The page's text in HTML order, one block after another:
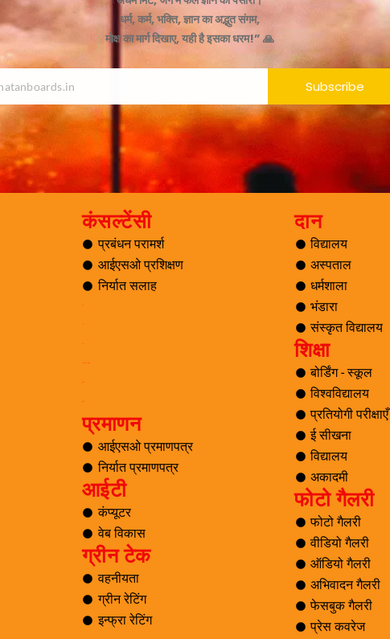
धर्म, कर्म, भक्ति, ज्ञान का अद्भुत संगम,
मोक्ष का मार्ग दिखाए, यही है इसका धरम!” 🙏
Subscribe
कंसल्टेंसी
प्रबंधन परामर्श
आईएसओ प्रशिक्षण
निर्यात सलाह
प्रमाणन
आईएसओ प्रमाणपत्र
निर्यात प्रमाणपत्र
आईटी
कंप्यूटर
वेब विकास
ग्रीन टेक
वहनीयता
ग्रीन रेटिंग
इन्फ्रा रेटिंग
दान
विद्यालय
अस्पताल
धर्मशाला
भंडारा
संस्कृत विद्यालय
शिक्षा
बोर्डिंग - स्कूल
विश्वविद्यालय
प्रतियोगी परीक्षाएँ
ई सीखना
विद्यालय
अकादमी
फोटो गैलरी
फोटो गैलरी
वीडियो गैलरी
ऑडियो गैलरी
अभिवादन गैलरी
फेसबुक गैलरी
प्रेस कवरेज